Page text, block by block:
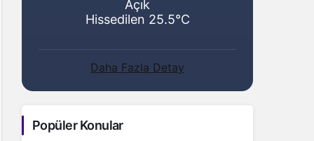
Açık
Hissedilen 25.5°C
Daha Fazla Detay
Popüler Konular